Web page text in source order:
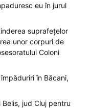
eu în jurul
suprafețelor
unor corpuri de
Coloni
în Băcani,
jud Cluj pentru